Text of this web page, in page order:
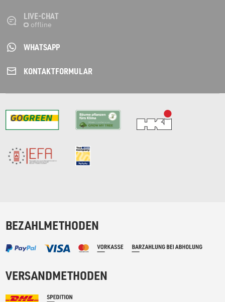
LIVE-CHAT
WHATSAPP
KONTAKT­FORMULAR
BEZAHLMETHODEN
VERSANDMETHODEN